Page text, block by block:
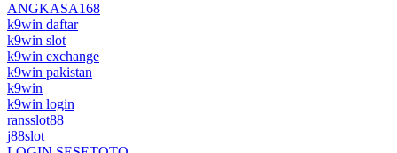
ANGKASA168
k9win daftar
k9win slot
k9win exchange
k9win pakistan
k9win
k9win login
ransslot88
j88slot